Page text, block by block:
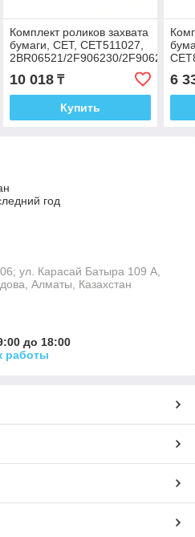
Комплект роликов захвата
бумаги, CET, CET511027,
2BR06521/2F906230/2F906240,
Для принтеров KYOCERA
10 018₸
Купить
Для
6
год
ул. Карасай Батыра 109 А,
Алматы, Казахстан
до 18:00
работы